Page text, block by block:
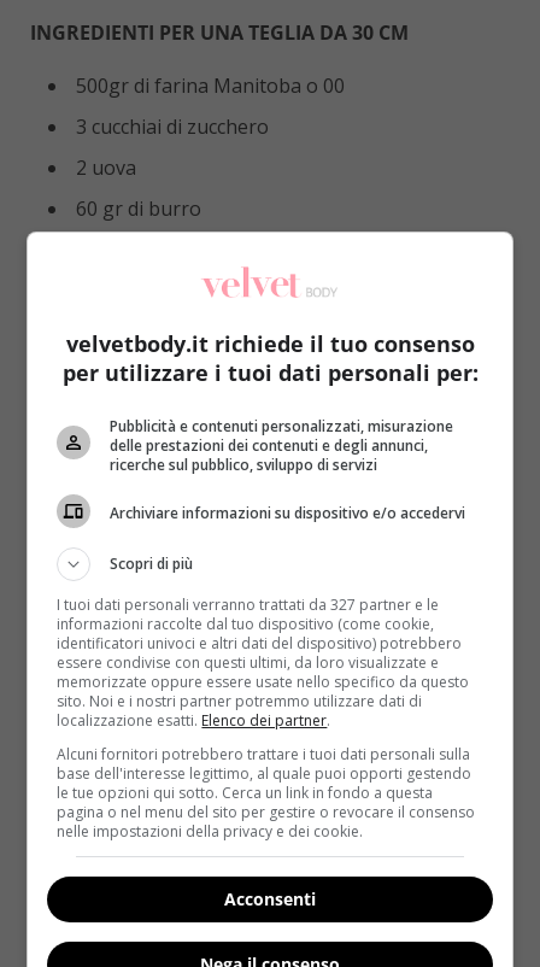
INGREDIENTI PER UNA TEGLIA DA 30 CM
500gr di farina Manitoba o 00
3 cucchiai di zucchero
2 uova
60 gr di burro
1 cubetto di lievito
buccia di limone
Nutella
PREPARAZIONE
velvetbody.it richiede il tuo consenso
per utilizzare i tuoi dati personali per:
Pubblicità e contenuti personalizzati, misurazione
delle prestazioni dei contenuti e degli annunci,
ricerche sul pubblico, sviluppo di servizi
Archiviare informazioni su dispositivo e/o accedervi
Scopri di più
I tuoi dati personali verranno trattati da 327 partner e le
informazioni raccolte dal tuo dispositivo (come cookie,
identificatori univoci e altri dati del dispositivo) potrebbero
essere condivise con questi ultimi, da loro visualizzate e
memorizzate oppure essere usate nello specifico da questo
sito. Noi e i nostri partner potremmo utilizzare dati di
localizzazione esatti. Elenco dei partner.
Alcuni fornitori potrebbero trattare i tuoi dati personali sulla
base dell'interesse legittimo, al quale puoi opporti gestendo
le tue opzioni qui sotto. Cerca un link in fondo a questa
pagina o nel menu del sito per gestire o revocare il consenso
nelle impostazioni della privacy e dei cookie.
Acconsenti